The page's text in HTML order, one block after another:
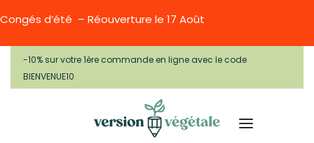
Congés d’été – Réouverture le 17 Août
-10% sur votre 1ère commande en ligne avec le code
BIENVENUE10